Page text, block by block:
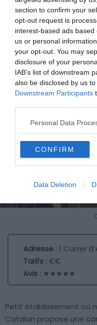
section to confirm your
opt-out request is
interest-based ads
us or personal
your opt-out. You may
disclosure of your
IAB’s list of downstream
also be disclosed by us
Downstream Participants
Personal Data
CONFIRM
Data Deletion
Dans quel village
Les 12 plus beaux
4. Le coin
Adresse :1 Carrer
Tarifs :€€
Avis : ★★★★★
Petit établissement où
Catalan propose une